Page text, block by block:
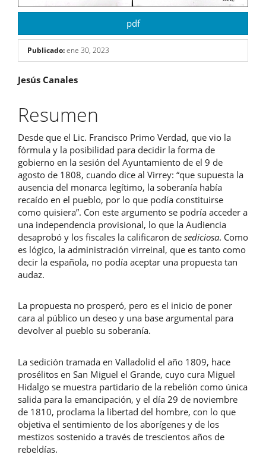
pdf
Publicado:ene 30, 2023
Contenido
principal
del
artículo
Jesús Canales
Resumen
Desde que el Lic. Francisco Primo Verdad, que vio la
fórmula y la posibilidad para decidir la forma de
gobierno en la sesión del Ayuntamiento de el 9 de
agosto de 1808, cuando dice al Virrey: “que supuesta la
ausencia del monarca legítimo, la soberanía había
recaído en el pueblo, por lo que podía constituirse
como quisiera”. Con este argumento se podría acceder a
una independencia provisional, lo que la Audiencia
desaprobó y los fiscales la calificaron de sediciosa. Como
es lógico, la administración virreinal, que es tanto como
decir la española, no podía aceptar una propuesta tan
audaz.
La propuesta no prosperó, pero es el inicio de poner
cara al público un deseo y una base argumental para
devolver al pueblo su soberanía.
La sedición tramada en Valladolid el año 1809, hace
prosélitos en San Miguel el Grande, cuyo cura Miguel
Hidalgo se muestra partidario de la rebelión como única
salida para la emancipación, y el día 29 de noviembre
de 1810, proclama la libertad del hombre, con lo que
objetiva el sentimiento de los aborígenes y de los
mestizos sostenido a través de trescientos años de
rebeldías.